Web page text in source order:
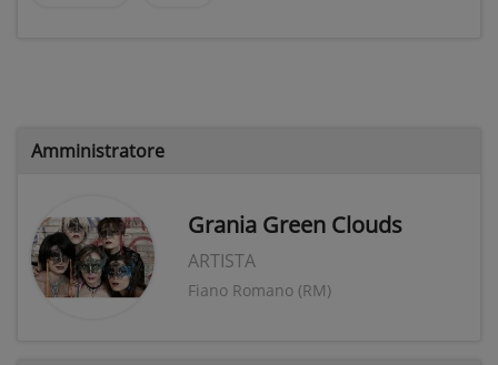
Amministratore
Grania Green Clouds
ARTISTA
Fiano Romano (RM)